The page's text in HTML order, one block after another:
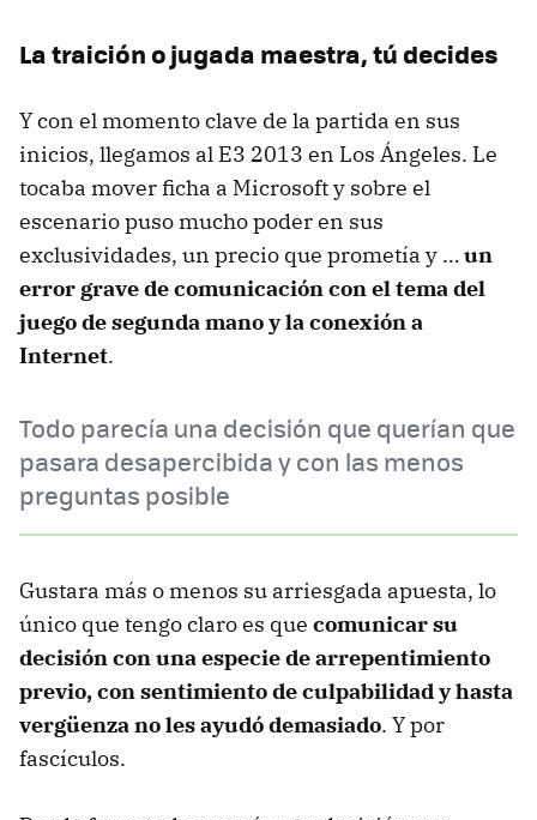
La traición o jugada maestra, tú decides
Y con el momento clave de la partida en sus
inicios, llegamos al E3 2013 en Los Ángeles. Le
tocaba mover ficha a Microsoft y sobre el
escenario puso mucho poder en sus
exclusividades, un precio que prometía y … un
error grave de comunicación con el tema del
juego de segunda mano y la conexión a
Internet.
Todo parecía una decisión que querían que
pasara desapercibida y con las menos
preguntas posible
Gustara más o menos su arriesgada apuesta, lo
único que tengo claro es que comunicar su
decisión con una especie de arrepentimiento
previo, con sentimiento de culpabilidad y hasta
vergüenza no les ayudó demasiado. Y por
fascículos.